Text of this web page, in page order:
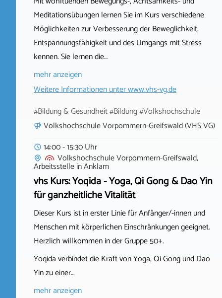
Meditationsübungen lernen Sie im Kurs verschiedene
Möglichkeiten zur Verbesserung der Beweglichkeit,
Entspannungsfähigkeit und des Umgangs mit Stress
kennen. Sie lernen die…
mehr anzeigen
Weitere Informationen unterwww.vhs-vg.de
#Bildung & Gesundheit #Bildung #Volkshochschule
Volkshochschule Vorpommern-Greifswald (VHS VG)
14:00 - 15:30 Uhr
Volkshochschule Vorpommern-Greifswald,
ArbeitsstelleinAnklam
vhs Kurs: Yoqida - Yoga, Qi Gong & Dao Yin
für ganzheitliche Vitalität
Dieser Kurs ist in erster Linie für Anfänger/-innen und
Menschen mit körperlichen Einschränkungen geeignet.
Herzlich willkommen in der Gruppe 50+.
Yoqida verbindet die Kraft von Yoga, Qi Gong und Dao
Yin zu einer…
mehr anzeigen